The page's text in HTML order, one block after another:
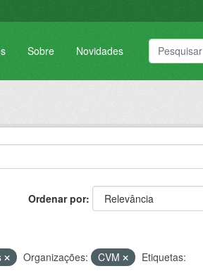
Sobre Novidades
Ordenar por
Organizações: CVM
Etiquetas: